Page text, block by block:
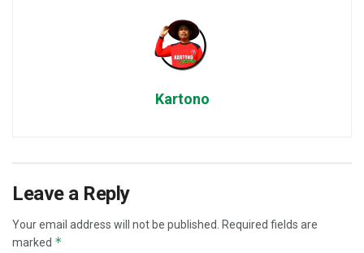
Kartono
Leave a Reply
Your email address will not be published. Required fields are
marked *